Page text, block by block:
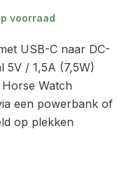
voorraad
USB-C naar DC-
5V / 1,5A (7,5W)
Watch
een powerbank of
op plekken